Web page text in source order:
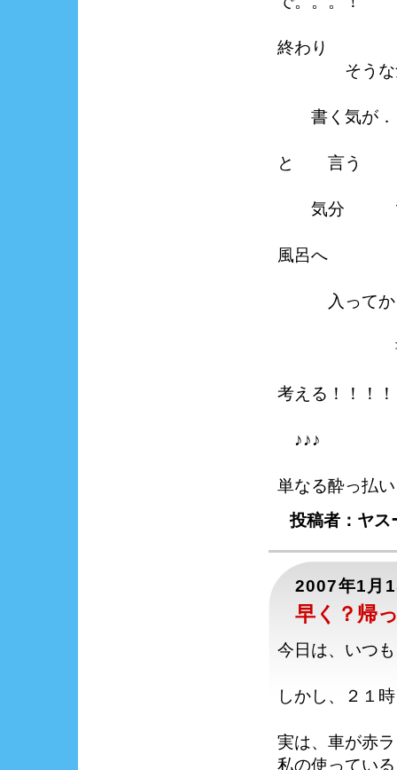
終わり
そうな気
書く気が．
と 言う
気分 で
風呂へ
入ってか
書こう
考える！！！
♪♪♪
単なる酔っ払
投稿者：ヤ
2007年1月
早く？帰
今日は、いつ
しかし、２１
実は、車が赤
私の使ってい